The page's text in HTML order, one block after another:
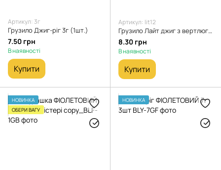
Артикул: 3г
Грузило Джиг-ріг 3г (1шт.)
7.50 грн
В наявності
Купити
Артикул: lit12
Грузило Лайт джиг з вертлюгом 12г 1шт
8.30 грн
В наявності
Купити
НОВИНКА
ОБЕРИ ВАГУ
НОВИНКА